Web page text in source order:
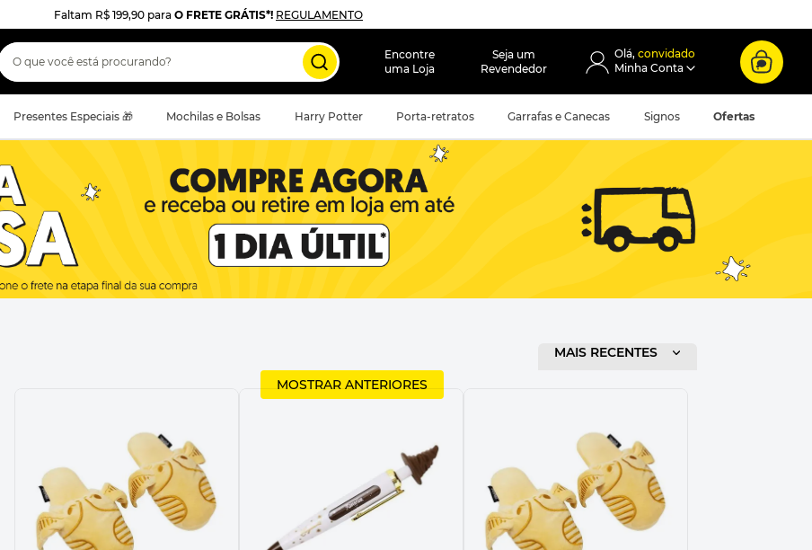
Faltam R$ 199,90 para O FRETE GRÁTIS*! REGULAMENTO
O que você está procurando?
Encontre
uma Loja
Seja um
Revendedor
convidado
Presentes Especiais 🎁 Mochilas e Bolsas Harry Potter Porta-retratos Garrafas e Canecas Signos Ofertas
ORDENAR POR
MAIS RECENTES
MOSTRAR ANTERIORES